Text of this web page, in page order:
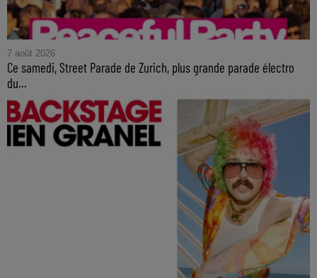
7 août 2026
Ce samedi, Street Parade de Zurich, plus grande parade électro
du...